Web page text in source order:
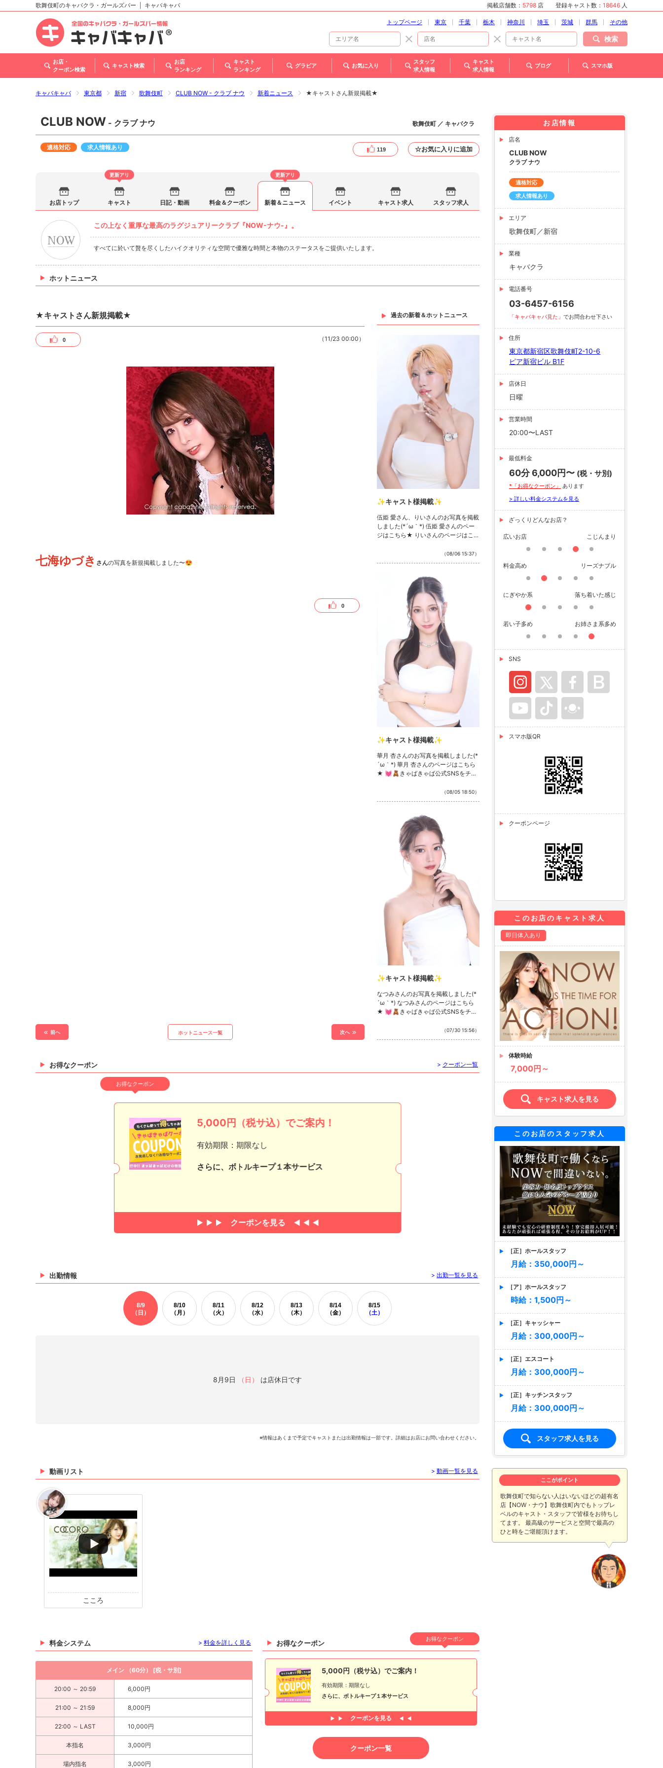
北海道
東北
甲信越・北陸
関西
歌舞伎町のキャバクラ・ガールズバー キャバキャバ 掲載店舗数： 5798 店 登録キャスト数： 18646 人
トップページ 東京 千葉 栃木 神奈川 埼玉 茨城 群馬 その他
検索
お店・
クーポン検索
キャスト検索
お店
ランキング
キャスト
ランキング
グラビア お気に入り
スタッフ
求人情報
キャスト
求人情報
ブログ スマホ版
キャバキャバ 東京都 新宿 歌舞伎町 CLUB NOW - クラブ ナウ 新着ニュース ★キャストさん新規掲載★
CLUB NOW - クラブ ナウ 歌舞伎町 ／ キャバクラ
適格対応 求人情報あり 119 ☆お気に入りに追加
お店トップ
更新アリ
キャスト 日記・動画 料金＆クーポン
更新アリ
新着＆ニュース イベント キャスト求人 スタッフ求人
この上なく重厚な最高のラグジュアリークラブ『NOW-ナウ-』。
すべてに於いて贅を尽くしたハイクオリティな空間で優雅な時間と本物のステータスをご提供いたします。
ホットニュース
★キャストさん新規掲載★
0 （11/23 00:00）
七海ゆづき さんの写真を新規掲載しました〜😍
0
前へ ホットニュース一覧 次へ
過去の新着＆ホットニュース
✨キャスト様掲載✨
伍姫 愛さん、りいさんのお写真を掲載
しました(*´ω｀*) 伍姫 愛さんのペー
ジはこちら★ りいさんのページはこち
ェック🧸💓 ・TikTok ・Instagram ・
Twitter ・YouTube
（08/06 15:37）
✨キャスト様掲載✨
華月 杏さんのお写真を掲載しました(*
´ω｀*) 華月 杏さんのページはこちら
★ 💓🧸きゃばきゃば公式SNSをチェ
（08/05 18:50）
✨キャスト様掲載✨
なつみさんのお写真を掲載しました(*
´ω｀*) なつみさんのページはこちら
★ 💓🧸きゃばきゃば公式SNSをチェ
（07/30 15:56）
お得なクーポン > クーポン一覧
お得なクーポン
5,000円（税サ込）でご案内！
有効期限：期限なし
さらに、ボトルキープ１本サービス
クーポンを見る
出勤情報 > 出勤一覧を見る
8/9
（日）
8/10
（月）
8/11
（火）
8/12
（水）
8/13
（木）
8/14
（金）
8/15
（土）
8月9日 （日） は店休日です
※情報はあくまで予定でキャストまたは出勤情報は一部です。詳細はお店にお問い合わせください。
動画リスト > 動画一覧を見る
こころ
お得なクーポン お得なクーポン
5,000円（税サ込）でご案内！
有効期限：期限なし
さらに、ボトルキープ１本サービス
クーポンを見る
クーポン一覧
料金システム > 料金を詳しく見る
メイン （60分） [税・サ別]
20:00 ～ 20:59 6,000円
21:00 ～ 21:59 8,000円
22:00 ～ LAST 10,000円
本指名 3,000円
場内指名 3,000円
お店情報
店名
CLUB NOW
クラブ ナウ
適格対応
求人情報あり
エリア
歌舞伎町／新宿
業種
キャバクラ
電話番号
03-6457-6156
「キャバキャバ見た」 でお問合わせ下さい
住所
東京都新宿区歌舞伎町2-10-6
ピア新宿ビル B1F
店休日
日曜
営業時間
20:00〜LAST
最低料金
60分 6,000円〜 (税・サ別)
*「お得なクーポン」
あります
> 詳しい料金システムを見る
ざっくりどんなお店？
広いお店 こじんまり
料金高め リーズナブル
にぎやか系 落ち着いた感じ
若い子多め お姉さま系多め
SNS
スマホ版QR
クーポンページ
このお店のキャスト求人
即日体入あり
体験時給
7,000円～
キャスト求人を見る
このお店のスタッフ求人
［正］ホールスタッフ
月給：350,000円～
［ア］ホールスタッフ
時給：1,500円～
［正］キャッシャー
月給：300,000円～
［正］エスコート
月給：300,000円～
［正］キッチンスタッフ
月給：300,000円～
スタッフ求人を見る
ここがポイント
歌舞伎町で知らない人はいないほどの超有名
店【NOW・ナウ】歌舞伎町内でもトップレ
ベルのキャスト・スタッフで皆様をお待ちし
てます。 最高級のサービスと空間で最高の
ひと時をご堪能頂けます。